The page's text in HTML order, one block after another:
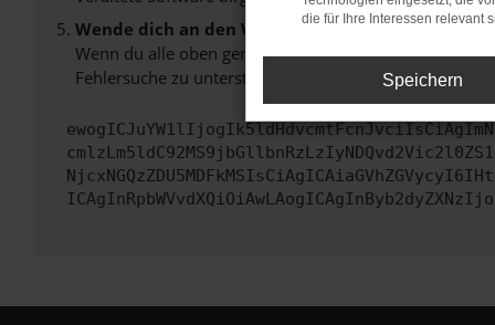
Wende dich an den Webseitenbetreiber.
Wenn du alle oben genannten Schritte versucht hast,
Fehlersuche zu unterstützen:
die für Ihre Interessen relevant
Speichern